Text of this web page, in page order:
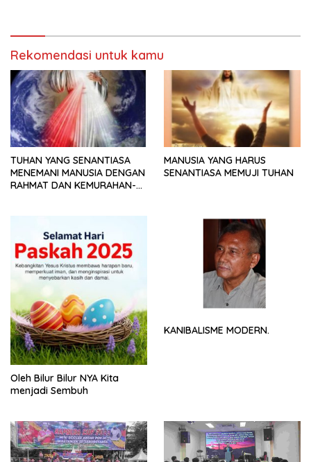
Rekomendasi untuk kamu
TUHAN YANG SENANTIASA
MENEMANI MANUSIA DENGAN
RAHMAT DAN KEMURAHAN-
MANUSIA YANG HARUS
SENANTIASA MEMUJI TUHAN
Oleh Bilur Bilur NYA Kita
menjadi Sembuh
KANIBALISME MODERN.